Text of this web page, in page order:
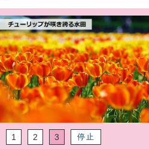
1 2 3 停止